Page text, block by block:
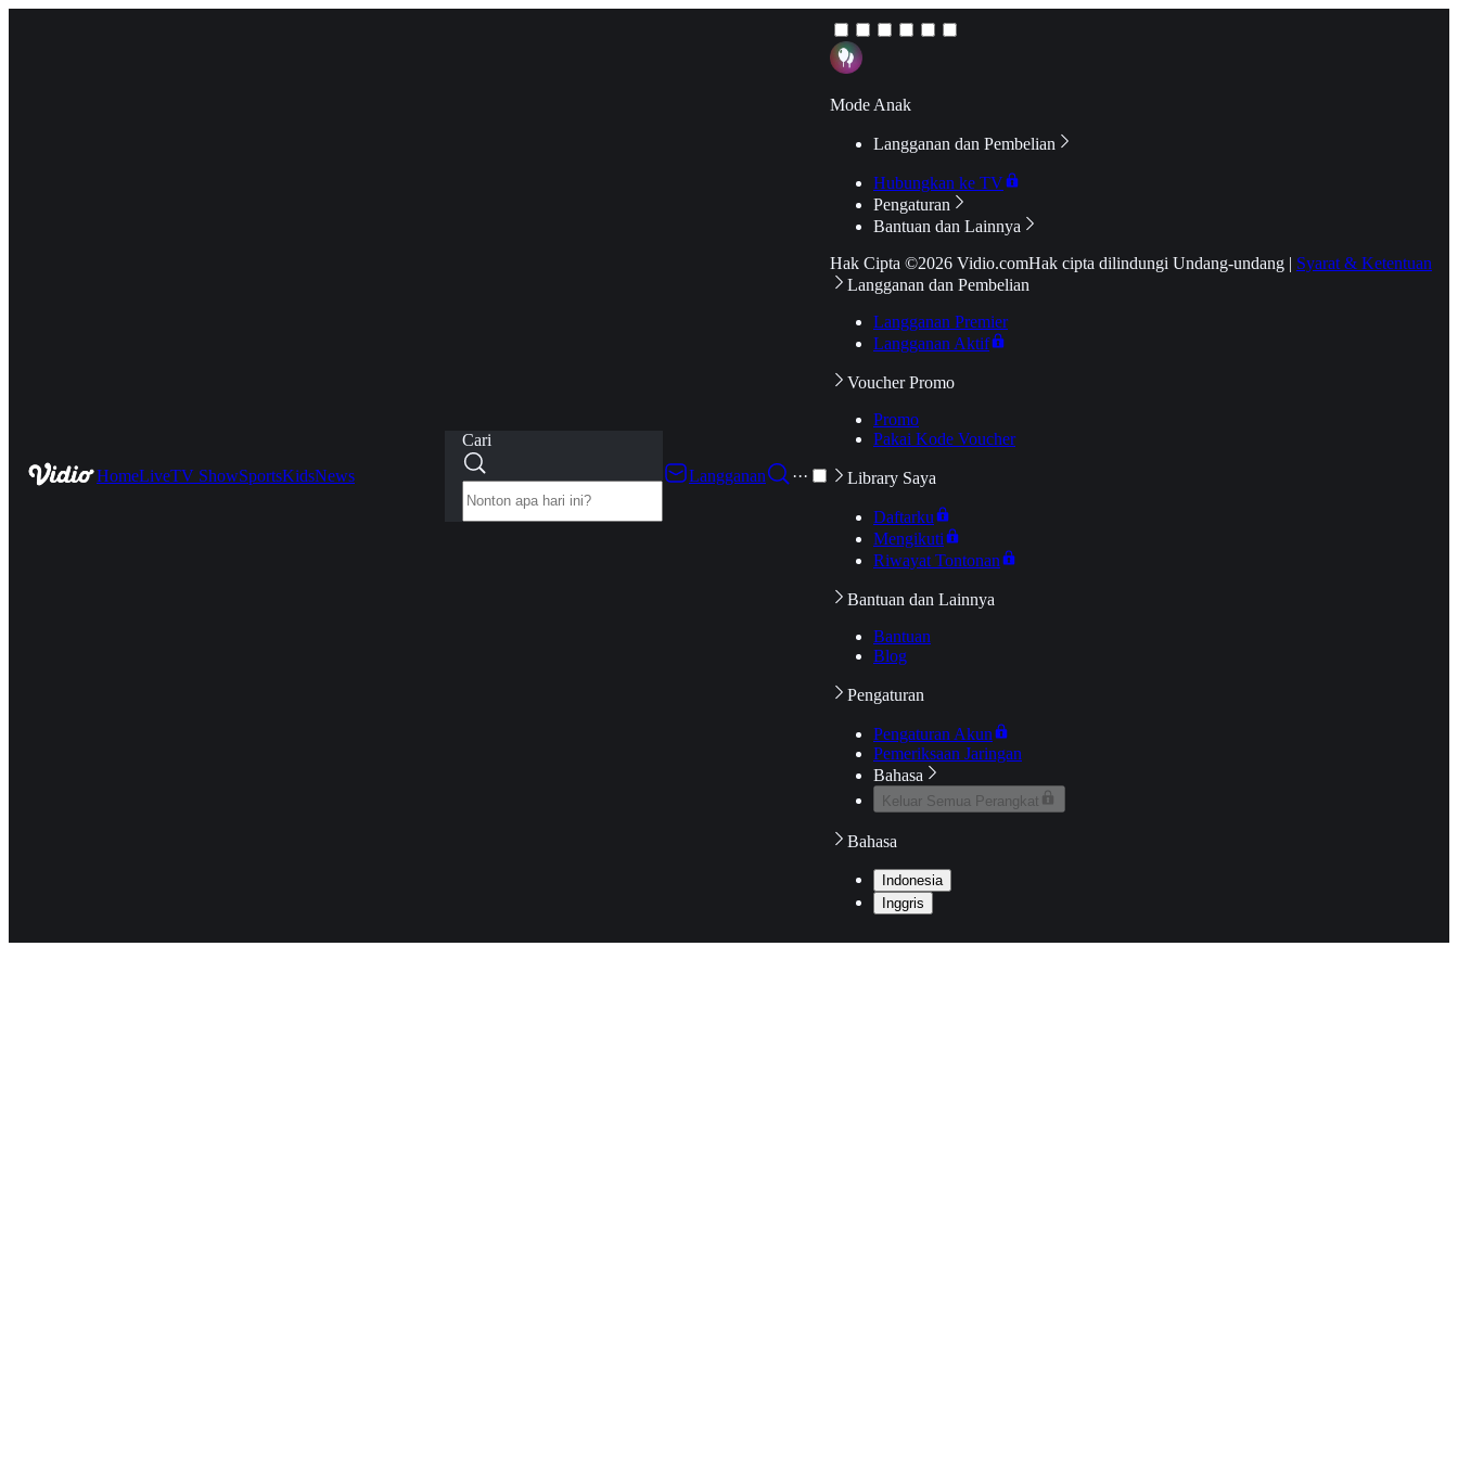
HomeLiveTV ShowSportsKidsNews
Cari
Langganan
···
Mode Anak
Langganan dan Pembelian
Hubungkan ke TV
Pengaturan
Bantuan dan Lainnya
Hak Cipta ©2026 Vidio.comHak cipta dilindungi Undang-undang | Syarat & Ketentuan
Langganan dan Pembelian
Langganan Premier
Langganan Aktif
Voucher Promo
Promo
Pakai Kode Voucher
Library Saya
Daftarku
Mengikuti
Riwayat Tontonan
Bantuan dan Lainnya
Bantuan
Blog
Pengaturan
Pengaturan Akun
Pemeriksaan Jaringan
Bahasa
Keluar Semua Perangkat
Bahasa
Indonesia
Inggris